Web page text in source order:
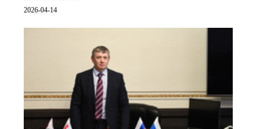
2026-04-14